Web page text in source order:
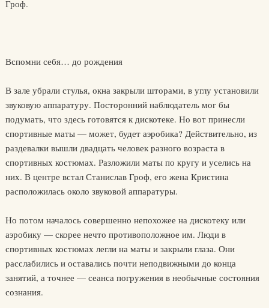
Гроф.
Вспомни себя… до рождения
В зале убрали стулья, окна закрыли шторами, в углу установили
звуковую аппаратуру. Посторонний наблюдатель мог бы
подумать, что здесь готовятся к дискотеке. Но вот принесли
спортивные маты — может, будет аэробика? Действительно, из
раздевалки вышли двадцать человек разного возраста в
спортивных костюмах. Разложили маты по кругу и уселись на
них. В центре встал Станислав Гроф, его жена Кристина
расположилась около звуковой аппаратуры.
Но потом началось совершенно непохожее на дискотеку или
аэробику — скорее нечто противоположное им. Люди в
спортивных костюмах легли на маты и закрыли глаза. Они
расслабились и оставались почти неподвижными до конца
занятий, а точнее — сеанса погружения в необычные состояния
сознания.